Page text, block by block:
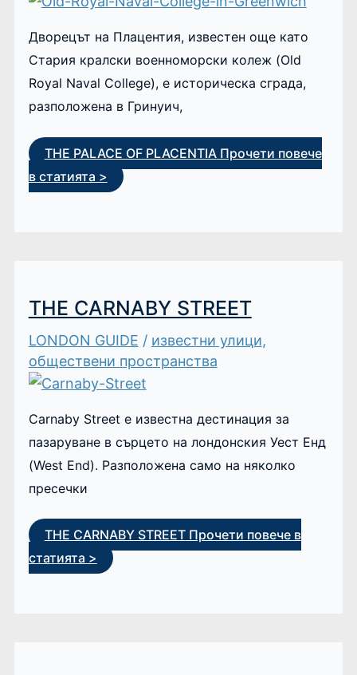
Дворецът на Плацентия, известен още като
Стария кралски военноморски колеж (Old
Royal Naval College), е историческа сграда,
разположена в Гринуич,
THE PALACE OF PLACENTIAПрочети повече
в статията >
THE CARNABY STREET
LONDON GUIDE / известни улици,
обществени пространства
Carnaby Street е известна дестинация за
пазаруване в сърцето на лондонския Уест Енд
(West End). Разположена само на няколко
пресечки
THE CARNABY STREETПрочети повече в
статията >